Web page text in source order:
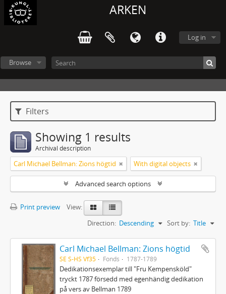
ARKEN
Log in
Browse
Filters
Showing 1 results
Archival description
Carl Michael Bellman: Zions högtid With digital objects
Advanced search options
Print preview
View:
Sort by: Title
Direction: Descending
Carl Michael Bellman: Zions högtid
SE S-HS Vf35 Fonds 1787-1789
Dedikationsexemplar till "Fru Kempensköld"
tryckt 1787 försedd med egenhändig dedikation
på vers av Bellman 1789